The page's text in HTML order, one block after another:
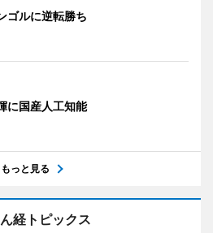
ゴルに逆転勝ち
に国産人工知能
もっと見る
経トピックス